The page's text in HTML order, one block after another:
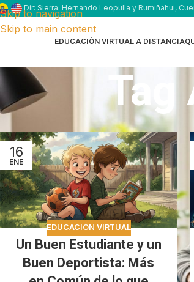
Skip to navigation
Skip to main content
Dir: Sierra: Hernando Leopulla y Rumiñahui,
EDUCACIÓN VIRTUAL A DISTANCIA
Tag
16
ENE
EDUCACIÓN VIRTUAL
Un Buen Estudiante y un
Buen Deportista: Más